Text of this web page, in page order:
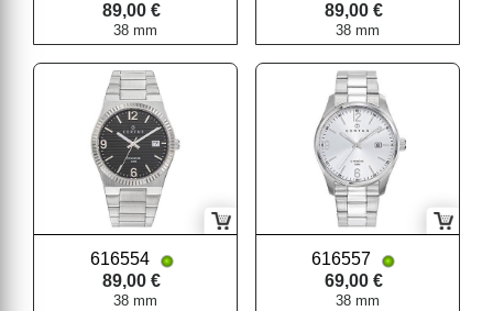
89,00 €
38 mm
89,00 €
38 mm
616554
89,00 €
38 mm
616557
69,00 €
38 mm